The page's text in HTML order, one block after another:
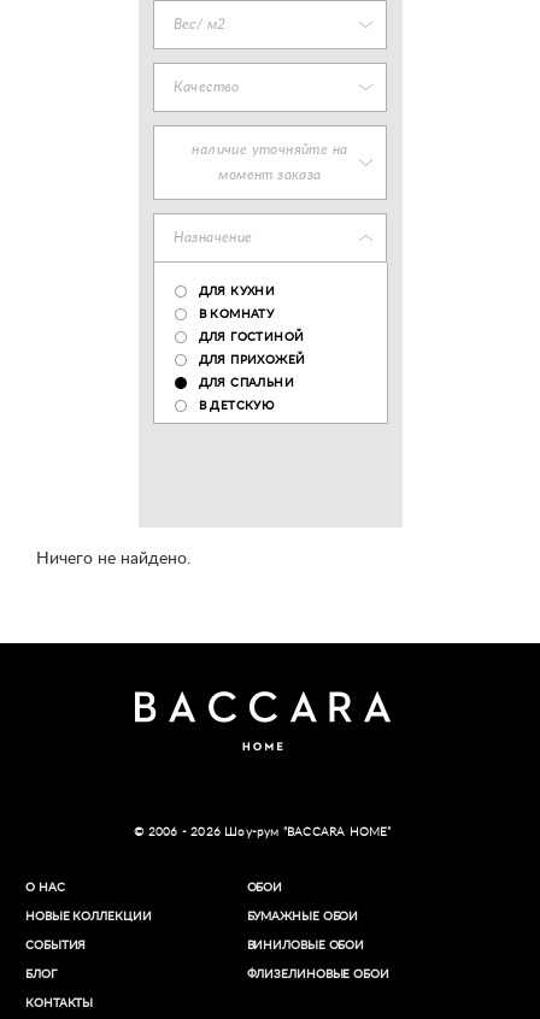
Вес/ м2
Качество
наличие уточняйте на
момент заказа
Назначение
ДЛЯ КУХНИ
В КОМНАТУ
ДЛЯ ГОСТИНОЙ
ДЛЯ ПРИХОЖЕЙ
ДЛЯ СПАЛЬНИ
В ДЕТСКУЮ
Ничего не найдено.
© 2006 - 2026 Шоу-рум “BACCARA HOME”
О НАС
НОВЫЕ КОЛЛЕКЦИИ
СОБЫТИЯ
БЛОГ
КОНТАКТЫ
ОБОИ
БУМАЖНЫЕ ОБОИ
ВИНИЛОВЫЕ ОБОИ​
ФЛИЗЕЛИНОВЫЕ ОБОИ